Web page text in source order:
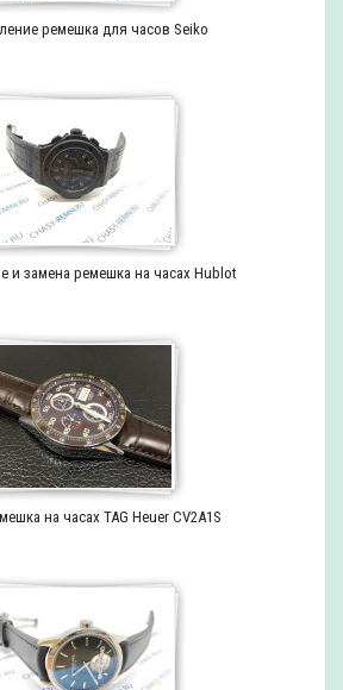
ремешка для часов Seiko
и замена ремешка на часах Hublot
на часах TAG Heuer CV2A1S